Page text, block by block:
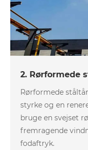
2. Rørformede
Rørformede
styrke og en
bruge en svejset
fremragende
fodaftryk.